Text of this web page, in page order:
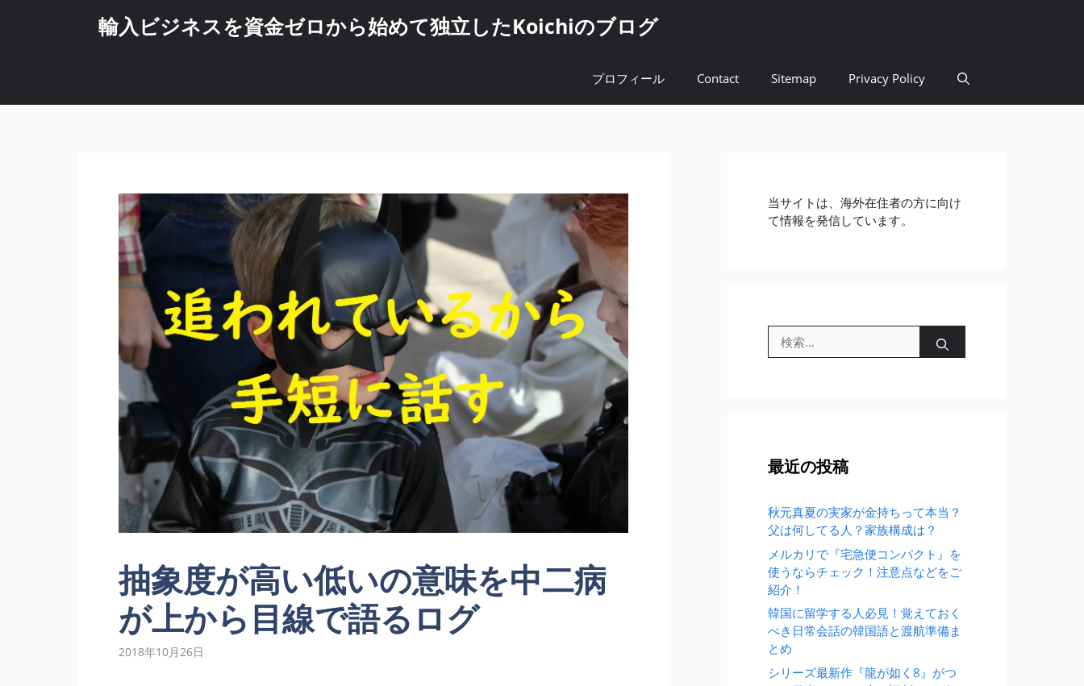
へ
輸入ビジネスを資金ゼロから始めて独立したKoichiのブログ
プロフィール Contact Sitemap Privacy Policy
抽象度が高い低いの意味を中二病
が上から目線で語るログ
2018年10月26日
当サイトは、海外在住者の方に向け
て情報を発信しています。
検
索:
最近の投稿
秋元真夏の実家が金持ちって本当？
父は何してる人？家族構成は？
メルカリで『宅急便コンパクト』を
使うならチェック！注意点などをご
紹介！
韓国に留学する人必見！覚えておく
べき日常会話の韓国語と渡航準備ま
とめ
シリーズ最新作『龍が如く8』がつ